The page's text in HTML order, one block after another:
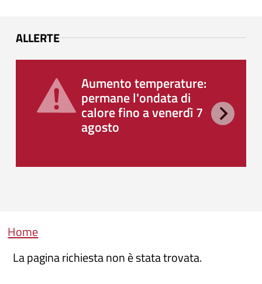
ALLERTE
Aumento temperature:
permane l'ondata di
calore fino a venerdì 7
agosto
Briciole di pane
Home
La pagina richiesta non è stata trovata.